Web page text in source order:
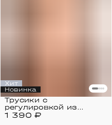
Хит
Новинка
1 390 ₽
Трусики с
регулировкой из
мягкой сетки